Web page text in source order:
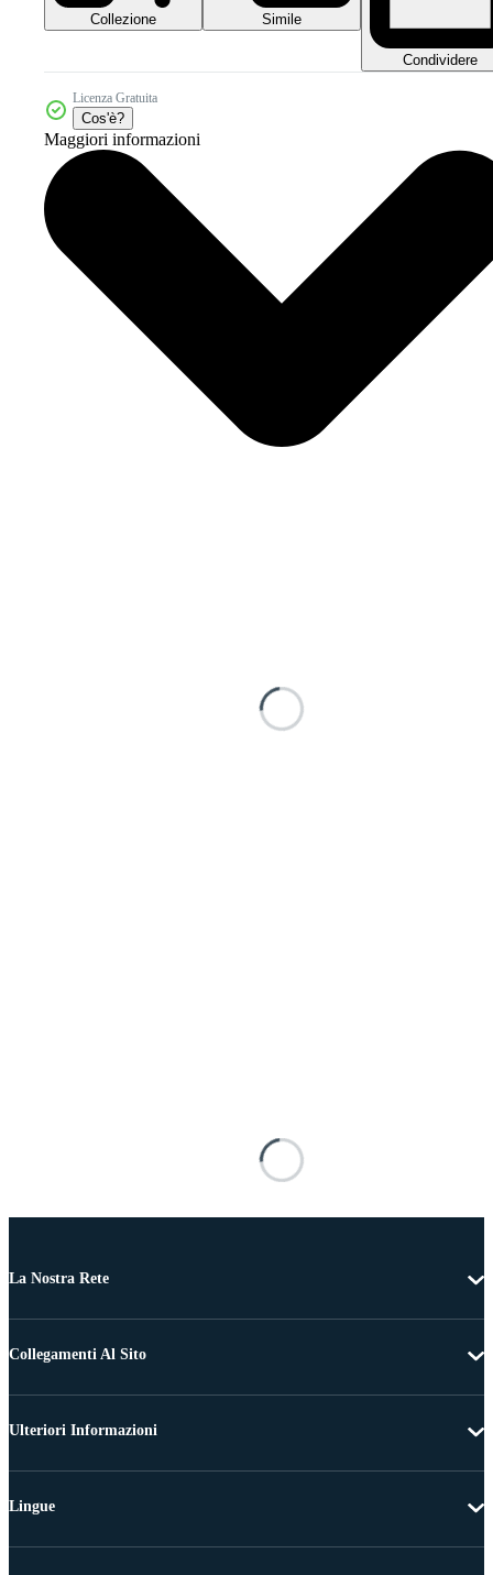
Collezione Simile
Condividere
Licenza Gratuita
Cos'è?
Maggiori informazioni
La Nostra Rete
Collegamenti Al Sito
Ulteriori Informazioni
Lingue